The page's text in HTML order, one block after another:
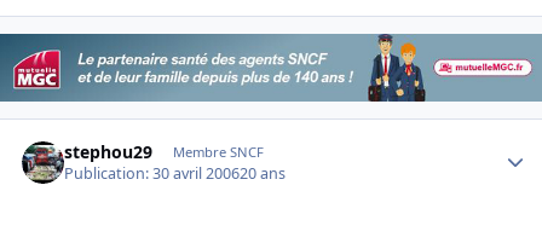
stephou29 Membre SNCF
Publication:30 avril 200620 ans